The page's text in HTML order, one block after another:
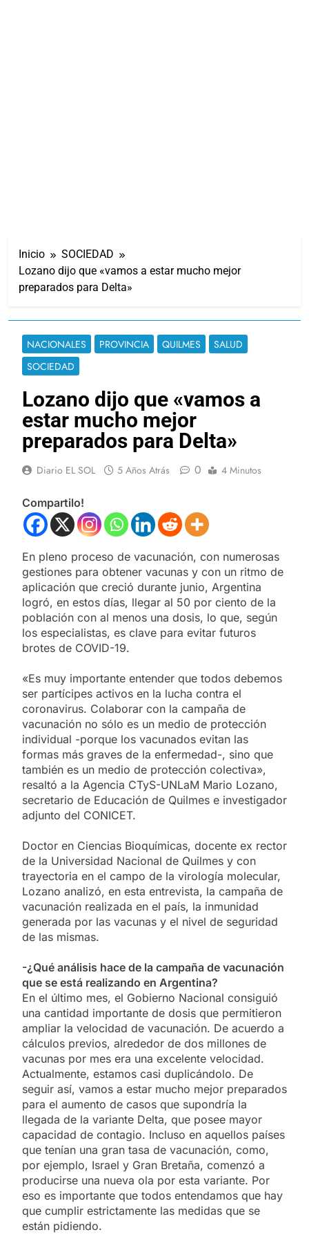
Inicio
SOCIEDAD
Lozano dijo que «vamos a estar mucho mejor
preparados para Delta»
NACIONALES PROVINCIA QUILMES
SALUD
SOCIEDAD
Lozano dijo que «vamos a
estar mucho mejor
preparados para Delta»
Diario EL SOL 5 Años Atrás 0 4 Minutos
Compartilo!
En pleno proceso de vacunación, con numerosas
gestiones para obtener vacunas y con un ritmo de
aplicación que creció durante junio, Argentina
logró, en estos días, llegar al 50 por ciento de la
población con al menos una dosis, lo que, según
los especialistas, es clave para evitar futuros
brotes de COVID-19.
«Es muy importante entender que todos debemos
ser partícipes activos en la lucha contra el
coronavirus. Colaborar con la campaña de
vacunación no sólo es un medio de protección
individual -porque los vacunados evitan las
formas más graves de la enfermedad-, sino que
también es un medio de protección colectiva»,
resaltó a la Agencia CTyS-UNLaM Mario Lozano,
secretario de Educación de Quilmes e investigador
adjunto del CONICET.
Doctor en Ciencias Bioquímicas, docente ex rector
de la Universidad Nacional de Quilmes y con
trayectoria en el campo de la virología molecular,
Lozano analizó, en esta entrevista, la campaña de
vacunación realizada en el país, la inmunidad
generada por las vacunas y el nivel de seguridad
de las mismas.
-¿Qué análisis hace de la campaña de vacunación
que se está realizando en Argentina?
En el último mes, el Gobierno Nacional consiguió
una cantidad importante de dosis que permitieron
ampliar la velocidad de vacunación. De acuerdo a
cálculos previos, alrededor de dos millones de
vacunas por mes era una excelente velocidad.
Actualmente, estamos casi duplicándolo. De
seguir así, vamos a estar mucho mejor preparados
para el aumento de casos que supondría la
llegada de la variante Delta, que posee mayor
capacidad de contagio. Incluso en aquellos países
que tenían una gran tasa de vacunación, como,
por ejemplo, Israel y Gran Bretaña, comenzó a
producirse una nueva ola por esta variante. Por
eso es importante que todos entendamos que hay
que cumplir estrictamente las medidas que se
están pidiendo.